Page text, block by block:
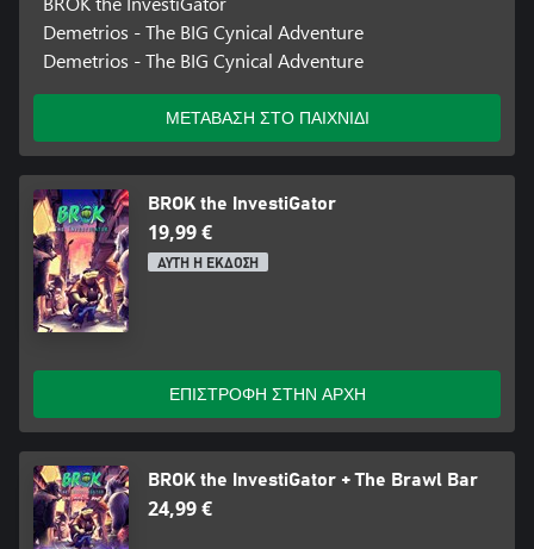
Demetrios - The BIG Cynical Adventure
Demetrios - The BIG Cynical Adventure
ΜΕΤΑΒΑΣΗ ΣΤΟ ΠΑΙΧΝΙΔΙ
BROK the InvestiGator
19,99 €
ΑΥΤΗ Η ΕΚΔΟΣΗ
ΕΠΙΣΤΡΟΦΗ ΣΤΗΝ ΑΡΧΗ
BROK the InvestiGator + The Brawl Bar
24,99 €